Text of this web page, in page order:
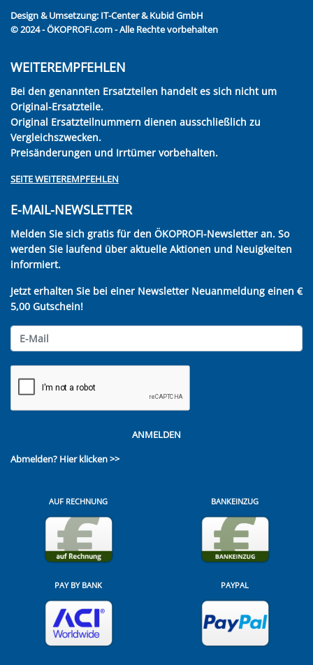
Design & Umsetzung: IT-Center & Kubid GmbH
© 2024 - ÖKOPROFI.com - Alle Rechte vorbehalten
WEITEREMPFEHLEN
Bei den genannten Ersatzteilen handelt es sich nicht um
Original-Ersatzteile.
Original Ersatzteilnummern dienen ausschließlich zu
Vergleichszwecken.
Preisänderungen und Irrtümer vorbehalten.
SEITE WEITEREMPFEHLEN
E-MAIL-NEWSLETTER
Melden Sie sich gratis für den ÖKOPROFI-Newsletter an. So
werden Sie laufend über aktuelle Aktionen und Neuigkeiten
informiert.
Jetzt erhalten Sie bei einer Newsletter Neuanmeldung einen €
5,00 Gutschein!
ANMELDEN
Abmelden? Hier klicken >>
AUF RECHNUNG BANKEINZUG
PAY BY BANK PAYPAL